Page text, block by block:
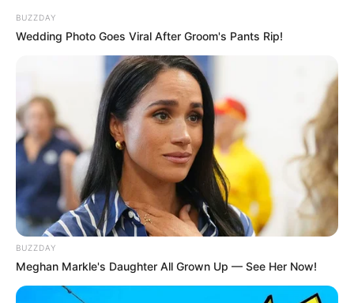
BUZZDAY
Wedding Photo Goes Viral After Groom's Pants Rip!
BUZZDAY
Meghan Markle's Daughter All Grown Up — See Her Now!